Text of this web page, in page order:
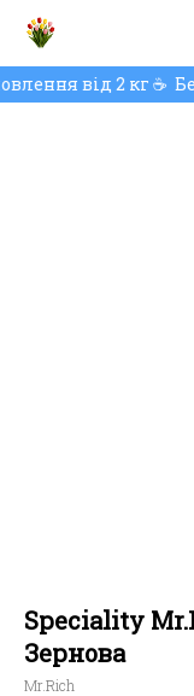
від 2 кг ☕️
Speciality
Зернова
Mr.Rich